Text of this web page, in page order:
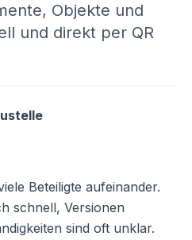
Objekte und
und direkt per QR
Beteiligte aufeinander.
schnell, Versionen
sind oft unklar.